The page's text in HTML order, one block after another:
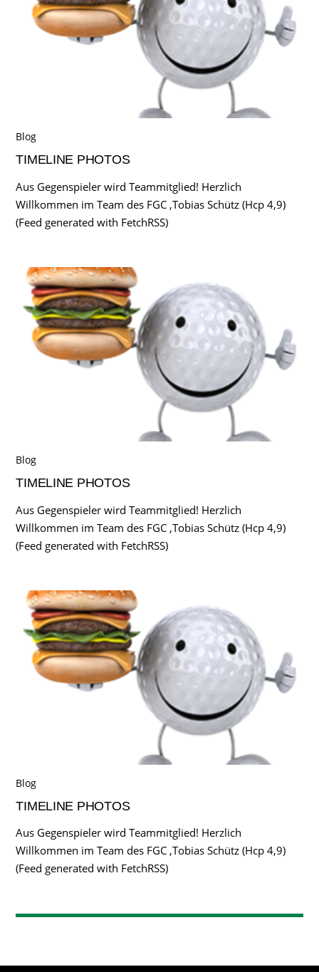
Blog
TIMELINE PHOTOS
Aus Gegenspieler wird Teammitglied! Herzlich
Willkommen im Team des FGC ,Tobias Schütz (Hcp 4,9)
(Feed generated with FetchRSS)
Blog
TIMELINE PHOTOS
Aus Gegenspieler wird Teammitglied! Herzlich
Willkommen im Team des FGC ,Tobias Schütz (Hcp 4,9)
(Feed generated with FetchRSS)
Blog
TIMELINE PHOTOS
Aus Gegenspieler wird Teammitglied! Herzlich
Willkommen im Team des FGC ,Tobias Schütz (Hcp 4,9)
(Feed generated with FetchRSS)